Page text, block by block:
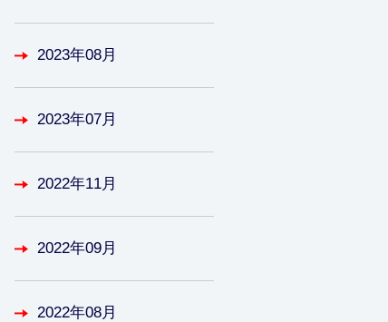
2023年08月
2023年07月
2022年11月
2022年09月
2022年08月